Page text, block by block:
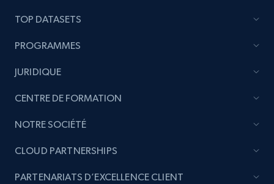
TOP DATASETS
PROGRAMMES
JURIDIQUE
CENTRE DE FORMATION
NOTRE SOCIÉTÉ
CLOUD PARTNERSHIPS
PARTENARIATS D’EXCELLENCE CLIENT